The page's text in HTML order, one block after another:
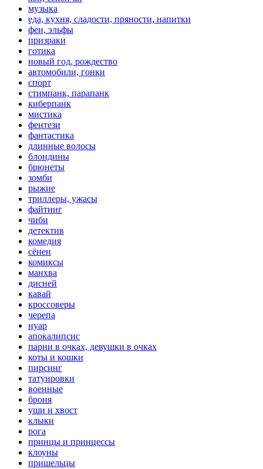
музыка
еда, кухня, сладости, пряности, напитки
феи, эльфы
призраки
готика
новый год, рождество
автомобили, гонки
спорт
стимпанк, парапанк
киберпанк
мистика
фентези
фантастика
длинные волосы
блондины
брюнеты
зомби
рыжие
триллеры, ужасы
файтинг
чиби
детектив
комедия
сёнен
комиксы
манхва
дисней
кавай
кроссоверы
черепа
нуар
апокалипсис
парни в очках, девушки в очках
коты и кошки
пирсинг
татуировки
военные
броня
уши и хвост
клыки
рога
принцы и принцессы
клоуны
пришельцы